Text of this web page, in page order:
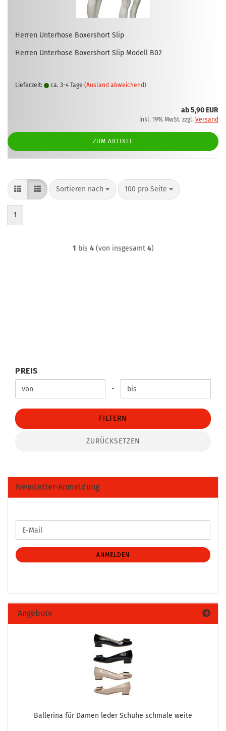
Her­ren Un­ter­ho­se Bo­xer­short Slip
Her­ren Un­ter­ho­se Bo­xer­short Slip Mo­dell B02
Lieferzeit: ca. 3-4 Tage (Ausland abweichend)
ab 5,90 EUR
inkl. 19% MwSt. zzgl. Versand
ZUM ARTIKEL
Sortieren nach
Sortieren nach 100 pro Seite
pro Seite
1
1 bis 4(von insgesamt 4)
PREIS
PREIS
Preis bis -
FILTERN
ZURÜCKSETZEN
Newsletter-Anmeldung
ZUR
ANMELDUNG
E-
Mail
ANMELDEN
Angebote
Bal­le­ri­na für Damen leder Schu­he schma­le weite